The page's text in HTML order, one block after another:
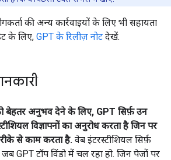
की अन्य कार्रवाइयों के लिए भी सहायता
के लिए, GPT के रिलीज़ नोट देखें.
बेहतर अनुभव देने के लिए, GPT सिर्फ़ उन
विज्ञापनों का अनुरोध करता है जिन पर
से काम करता है. वेब इंटरस्टीशियल सिर्फ़
GPT टॉप विंडो में चल रहा हो. जिन पेजों पर